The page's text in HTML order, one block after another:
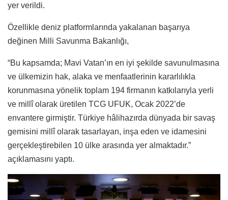
yer verildi.
Özellikle deniz platformlarında yakalanan başarıya
değinen Milli Savunma Bakanlığı,
“Bu kapsamda; Mavi Vatan’ın en iyi şekilde savunulmasına
ve ülkemizin hak, alaka ve menfaatlerinin kararlılıkla
korunmasına yönelik toplam 194 firmanın katkılarıyla yerli
ve millî olarak üretilen TCG UFUK, Ocak 2022’de
envantere girmiştir. Türkiye hâlihazırda dünyada bir savaş
gemisini millî olarak tasarlayan, inşa eden ve idamesini
gerçekleştirebilen 10 ülke arasında yer almaktadır.”
açıklamasını yaptı.